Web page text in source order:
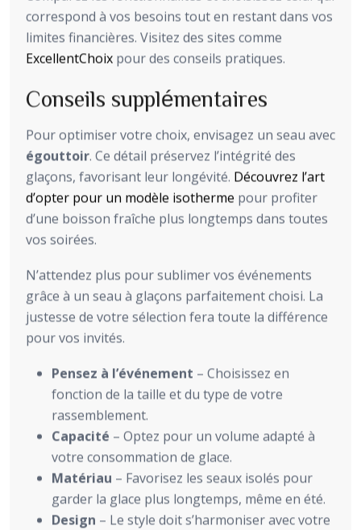
correspond à vos besoins tout en restant dans vos
limites financières. Visitez des sites comme
ExcellentChoix pour des conseils pratiques.
Conseils supplémentaires
Pour optimiser votre choix, envisagez un seau avec
égouttoir. Ce détail préservez l’intégrité des
glaçons, favorisant leur longévité. Découvrez l’art
d’opter pour un modèle isotherme pour profiter
d’une boisson fraîche plus longtemps dans toutes
vos soirées.
N’attendez plus pour sublimer vos événements
grâce à un seau à glaçons parfaitement choisi. La
justesse de votre sélection fera toute la différence
pour vos invités.
Pensez à l’événement – Choisissez en
fonction de la taille et du type de votre
rassemblement.
Capacité – Optez pour un volume adapté à
votre consommation de glace.
Matériau – Favorisez les seaux isolés pour
garder la glace plus longtemps, même en été.
Design – Le style doit s’harmoniser avec votre